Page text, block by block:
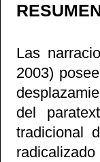
Las
2003)
del
tradicional